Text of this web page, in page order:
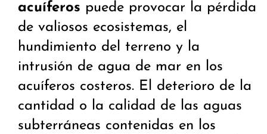
acuíferos puede provocar la pérdida
de valiosos ecosistemas, el
hundimiento del terreno y la
intrusión de agua de mar en los
acuíferos costeros. El deterioro de la
cantidad o la calidad de las aguas
subterráneas contenidas en los